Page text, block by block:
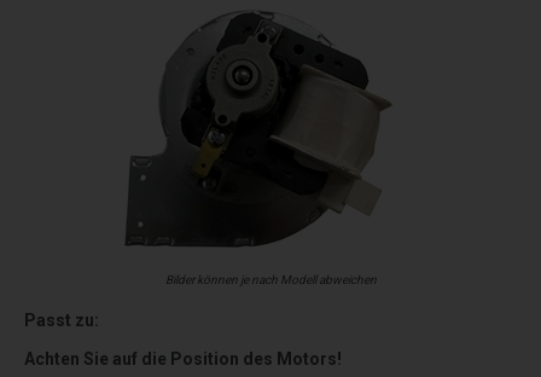
Bilder können je nach Modell abweichen
Passt zu:
Achten Sie auf die Position des Motors!